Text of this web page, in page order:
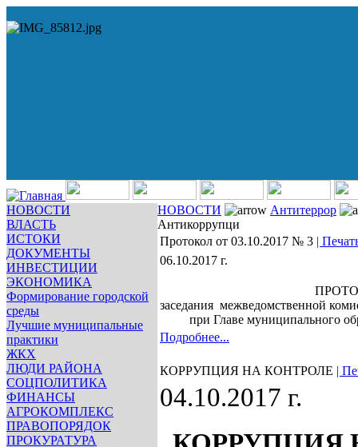
НОВОСТИ
ВЛАСТЬ
ИСТОКИ
ДОКУМЕНТЫ
ИНВЕСТИЦИИ
ЭКОНОМИКА
Формирование городской
среды
Лучшие муниципальные
практики
ЖКХ
ЛЮДИ РАЙОНА
СОЦПОЛИТИКА
ФИНАНСЫ
АГРОКОМПЛЕКС
ПРАВОПОРЯДОК
ПРОКУРАТУРА
НОВОСТИ
Антитеррор
Антикоррупци
Протокол от 03.10.2017 № 3 |
06.10.2017 г.
заседания межведомственной
при Главе муниципального
Подробнее...
КОРРУПЦИЯ НА КОНТРОЛЕ |
04.10.2017 г.